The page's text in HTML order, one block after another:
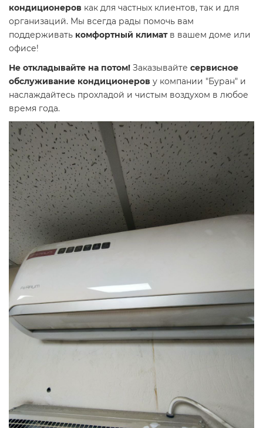
кондиционеров как для частных клиентов, так и для
организаций. Мы всегда рады помочь вам
поддерживать комфортный климатв вашем доме или
офисе!
Не откладывайте на потом! Заказывайте сервисное
обслуживание кондиционеров у компании "Буран" и
наслаждайтесь прохладой и чистым воздухом в любое
время года.